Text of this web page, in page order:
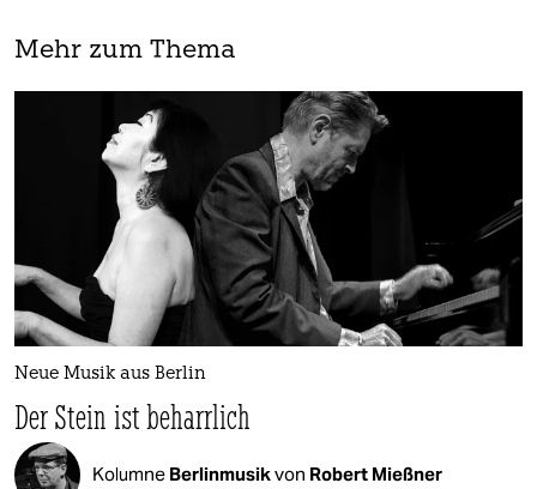
Mehr zum Thema
Neue Musik aus Berlin
Der Stein ist beharrlich
Kolumne Berlinmusikvon Robert Mießner